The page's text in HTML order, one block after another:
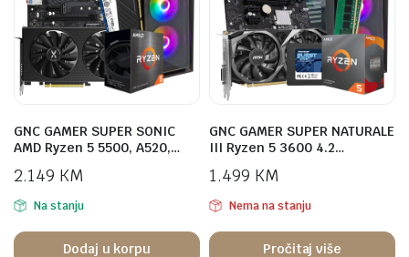
GNC GAMER SUPER SONIC
AMD Ryzen 5 5500, A520,…
2.149 KM
Na stanju
Dodaj u korpu
GNC GAMER SUPER NATURALE
III Ryzen 5 3600 4.2…
1.499 KM
Nema na stanju
Pročitaj više